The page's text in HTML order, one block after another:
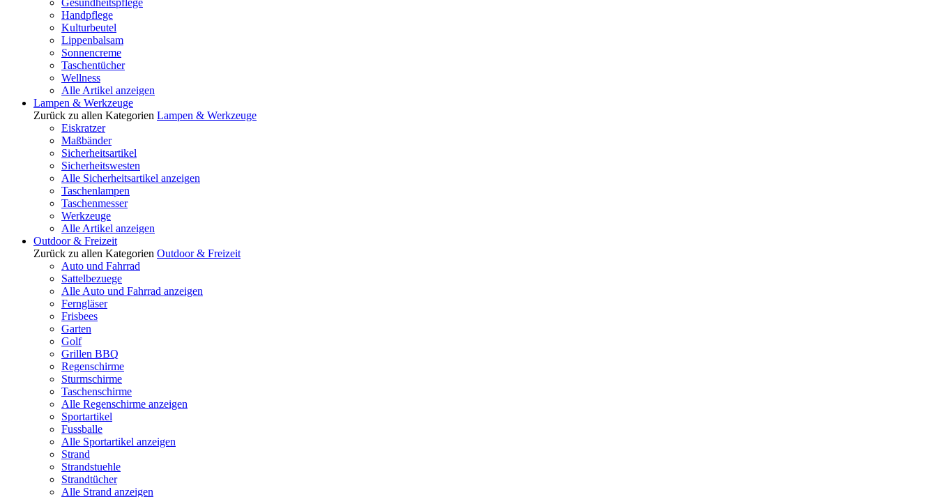
Gesundheitspflege
Handpflege
Kulturbeutel
Lippenbalsam
Sonnencreme
Taschentücher
Wellness
Alle Artikel anzeigen
Lampen & Werkzeuge
Zurück zu allen Kategorien Lampen & Werkzeuge
Eiskratzer
Maßbänder
Sicherheitsartikel
Sicherheitswesten
Alle Sicherheitsartikel anzeigen
Taschenlampen
Taschenmesser
Werkzeuge
Alle Artikel anzeigen
Outdoor & Freizeit
Zurück zu allen Kategorien Outdoor & Freizeit
Auto und Fahrrad
Sattelbezuege
Alle Auto und Fahrrad anzeigen
Ferngläser
Frisbees
Garten
Golf
Grillen BBQ
Regenschirme
Sturmschirme
Taschenschirme
Alle Regenschirme anzeigen
Sportartikel
Fussballe
Alle Sportartikel anzeigen
Strand
Strandstuehle
Strandtücher
Alle Strand anzeigen